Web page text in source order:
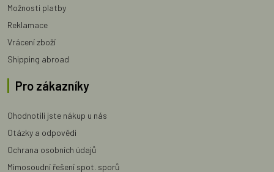
Možnosti platby
Reklamace
Vrácení zboží
Shipping abroad
Pro zákazníky
Ohodnotili jste nákup u nás
Otázky a odpovědi
Ochrana osobních údajů
Mimosoudní řešení spot. sporů